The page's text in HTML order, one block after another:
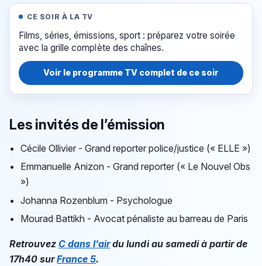
CE SOIR À LA TV
Films, séries, émissions, sport : préparez votre soirée
avec la grille complète des chaînes.
Voir le programme TV complet de ce soir
Les invités de l’émission
Cécile Ollivier - Grand reporter police/justice (« ELLE »)
Emmanuelle Anizon - Grand reporter (« Le Nouvel Obs
»)
Johanna Rozenblum - Psychologue
Mourad Battikh - Avocat pénaliste au barreau de Paris
RetrouvezC dans l'airdu lundi au samedi à partir de
17h40 surFrance 5.